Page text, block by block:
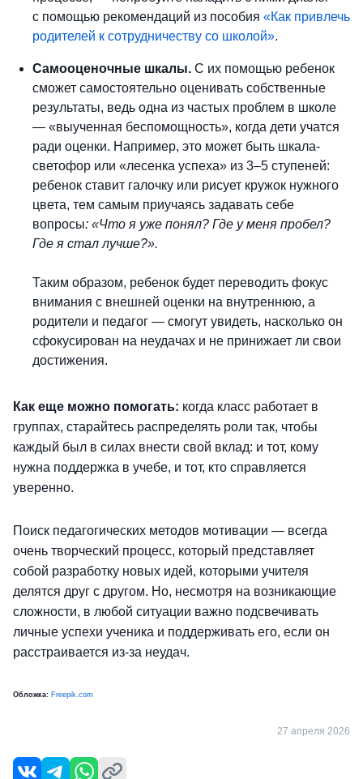
с помощью рекомендаций из пособия «Как привлечь
родителей к сотрудничеству со школой».
Самооценочные шкалы. С их помощью ребенок
сможет самостоятельно оценивать собственные
результаты, ведь одна из частых проблем в школе
— «выученная беспомощность», когда дети учатся
ради оценки. Например, это может быть шкала-
светофор или «лесенка успеха» из 3–5 ступеней:
ребенок ставит галочку или рисует кружок нужного
цвета, тем самым приучаясь задавать себе
вопросы: «Что я уже понял? Где у меня пробел?
Где я стал лучше?».
Таким образом, ребенок будет переводить фокус
внимания с внешней оценки на внутреннюю, а
родители и педагог — смогут увидеть, насколько он
сфокусирован на неудачах и не принижает ли свои
достижения.
Как еще можно помогать: когда класс работает в
группах, старайтесь распределять роли так, чтобы
каждый был в силах внести свой вклад: и тот, кому
нужна поддержка в учебе, и тот, кто справляется
уверенно.
Поиск педагогических методов мотивации — всегда
очень творческий процесс, который представляет
собой разработку новых идей, которыми учителя
делятся друг с другом. Но, несмотря на возникающие
сложности, в любой ситуации важно подсвечивать
личные успехи ученика и поддерживать его, если он
расстраивается из-за неудач.
Обложка: Freepik.com
27 апреля 2026